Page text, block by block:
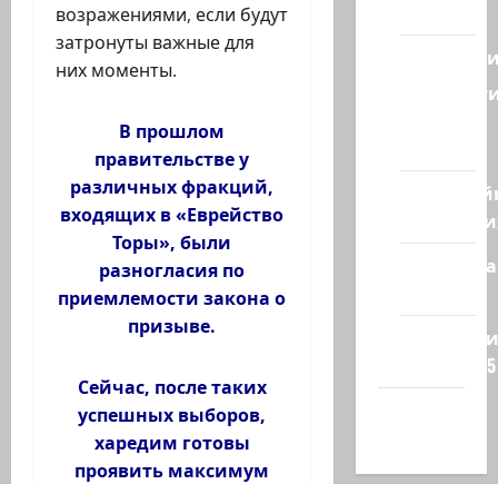
возражениями, если будут
затронуты важные для
них моменты.
В прошлом
правительстве у
различных фракций,
входящих в «Еврейство
Торы», были
разногласия по
приемлемости закона о
призыве.
Сейчас, после таких
успешных выборов,
харедим готовы
проявить максимум
Полемика
сайта 2025